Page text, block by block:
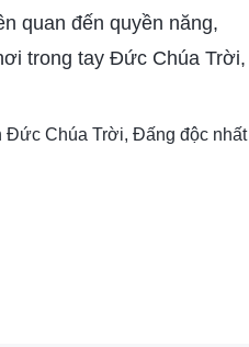
quan đến quyền năng,
trong tay Đức Chúa Trời,
Chúa Trời, Đấng độc nhất I